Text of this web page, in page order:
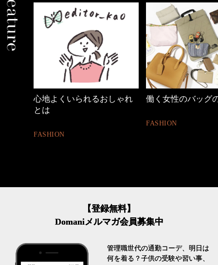
働く女性のバッグの中身 40代の小顔メイク
BEAUTY
【登録無料】
Domaniメルマガ会員募集中
管理職世代の通勤コーデ、明日は
何を着る？子供の受験や習い事、